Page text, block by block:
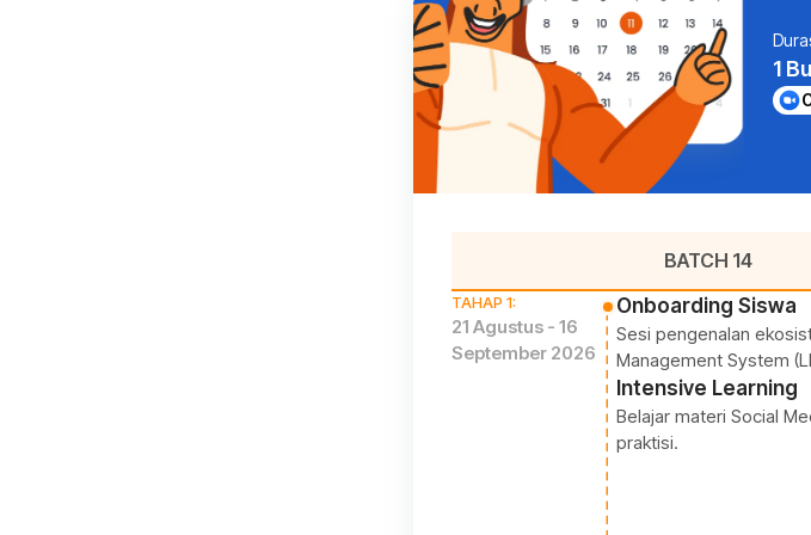
Tools yang digunakan untuk melacak
Pelaporan: Cara menyajikan laporan
1
BATCH 14
TAHAP 1:
21 Agustus - 16
September 2026
Onboarding Siswa
Sesi pengenalan
Management System
Intensive Learning
Belajar materi Social
praktisi.